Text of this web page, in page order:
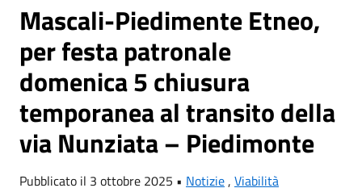
Mascali-Piedimente Etneo,
per festa patronale
domenica 5 chiusura
temporanea al transito della
via Nunziata – Piedimonte
Pubblicato il 3 ottobre 2025 • Notizie, Viabilità